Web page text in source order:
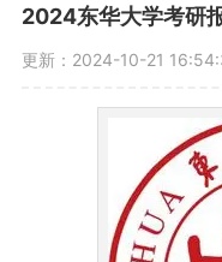
2024东华大学考研
更新：2024-10-21